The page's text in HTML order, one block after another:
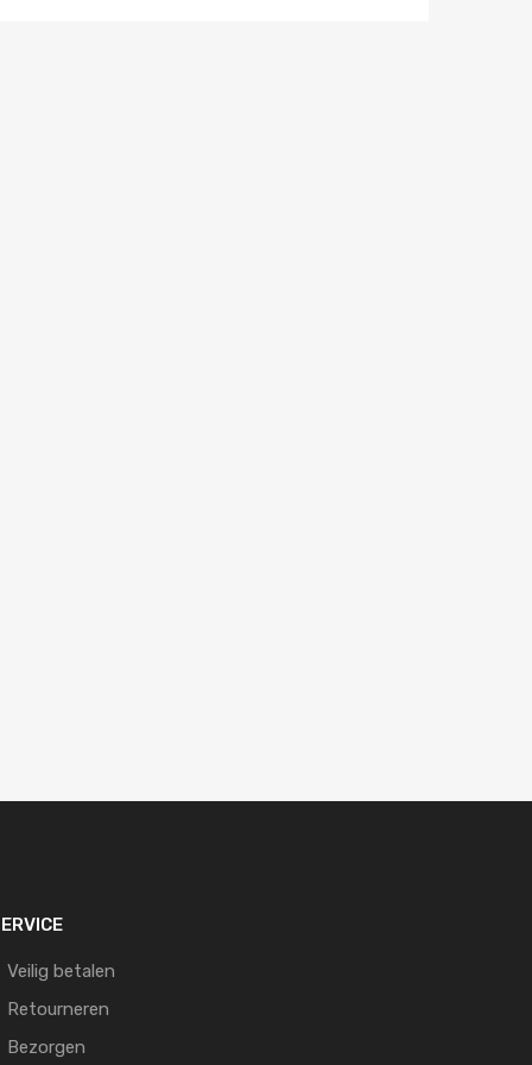
Veilig betalen
Retourneren
Bezorgen